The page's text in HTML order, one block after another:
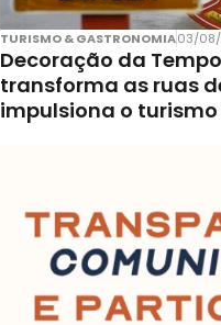
TURISMO & GASTRONOMIA03/
Decoração da
transforma as ruas
impulsiona o